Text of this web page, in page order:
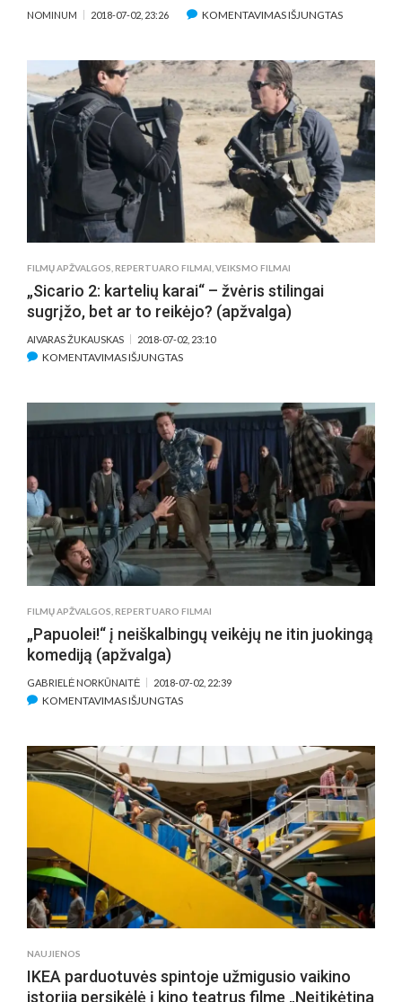
NOMINUM 2018-07-02, 23:26 KOMENTAVIMAS IŠJUNGTASĮRAŠE
GERVE“
FILMO
LŪZERIAI.
KITA
PLANETA“
GARSO
TAKELIS
FILMŲ APŽVALGOS REPERTUARO FILMAI VEIKSMO FILMAI
„Sicario 2: kartelių karai“ – žvėris stilingai
sugrįžo, bet ar to reikėjo? (apžvalga)
AIVARAS ŽUKAUSKAS 2018-07-02, 23:10
KOMENTAVIMAS IŠJUNGTASĮRAŠE
KARTELIŲ
KARAI“
–
ŽVĖRIS
STILINGAI
SUGRĮŽO,
BET
AR
TO
REIKĖJO?
FILMŲ APŽVALGOS REPERTUARO FILMAI
„Papuolei!“ į neiškalbingų veikėjų ne itin juokingą
komediją (apžvalga)
GABRIELĖ NORKŪNAITĖ 2018-07-02, 22:39
KOMENTAVIMAS IŠJUNGTASĮRAŠE
NEIŠKALBINGŲ
VEIKĖJŲ
NE
ITIN
JUOKINGĄ
KOMEDIJĄ
(APŽVALGA)
NAUJIENOS
IKEA parduotuvės spintoje užmigusio vaikino
istorija persikėlė į kino teatrus filme „Neįtikėtina